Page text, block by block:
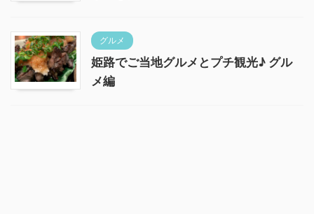
グルメ
姫路でご当地グルメとプチ観光♪ グル
メ編